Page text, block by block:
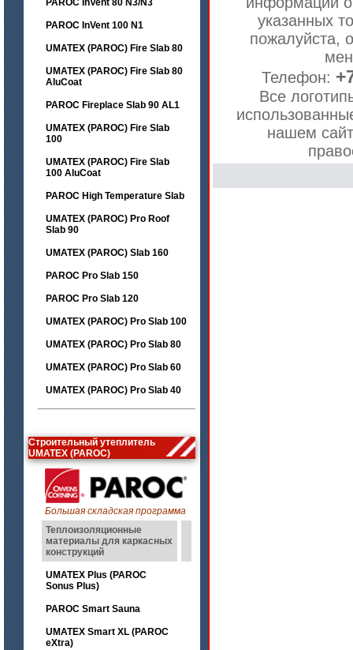
PAROC InVent 80 N3/N3
PAROC InVent 100 N1
UMATEX (PAROC) Fire Slab 80
UMATEX (PAROC) Fire Slab 80
AluCoat
PAROC Fireplace Slab 90 AL1
UMATEX (PAROC) Fire Slab
100
UMATEX (PAROC) Fire Slab
100 AluCoat
PAROC High Temperature Slab
UMATEX (PAROC) Pro Roof
Slab 90
UMATEX (PAROC) Slab 160
PAROC Pro Slab 150
PAROC Pro Slab 120
UMATEX (PAROC) Pro Slab 100
UMATEX (PAROC) Pro Slab 80
UMATEX (PAROC) Pro Slab 60
UMATEX (PAROC) Pro Slab 40
Строительный утеплитель
UMATEX (PAROC)
Большая складская программа
Теплоизоляционные
материалы для каркасных
конструкций
UMATEX Plus (PAROC
Sonus Plus)
PAROC Smart Sauna
UMATEX Smart XL (PAROC
eXtra)
указанных
пожалуйста,
Телефон:
Все
нашем